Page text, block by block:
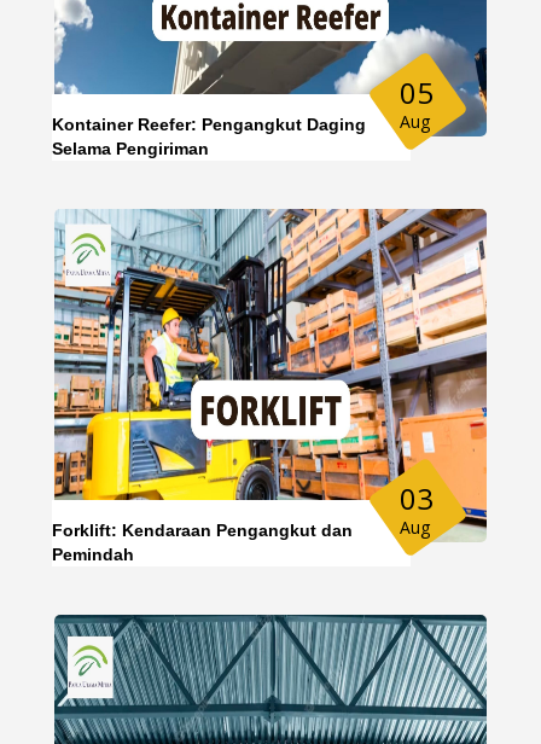
Kontainer Reefer: Pengangkut Daging
Selama Pengiriman
05
Aug
Forklift: Kendaraan Pengangkut dan
Pemindah
03
Aug